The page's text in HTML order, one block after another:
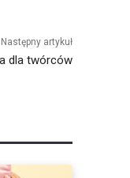
Następny artykuł
dla twórców